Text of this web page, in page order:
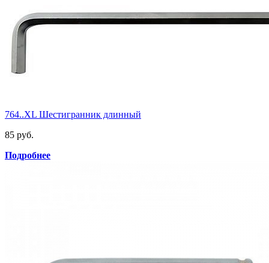
764..XL Шестигранник длинный
85 руб.
Подробнее